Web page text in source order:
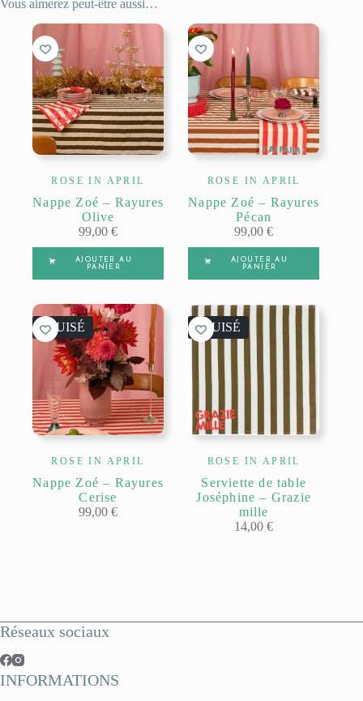
Vous aimerez peut-être aussi…
ROSE IN APRIL
Nappe Zoé – Rayures
Olive
99,00€
AJOUTER AU
PANIER
ROSE IN APRIL
Nappe Zoé – Rayures
Pécan
99,00€
AJOUTER AU
PANIER
ÉPUISÉ
ROSE IN APRIL
Nappe Zoé – Rayures
Cerise
99,00€
ÉPUISÉ
ROSE IN APRIL
Serviette de table
Joséphine – Grazie
mille
14,00€
Réseaux sociaux
INFORMATIONS